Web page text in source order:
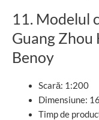
11. Modelul
Guang Zhou
Benoy
Scară: 1:200
Dimensiune:
Timp de